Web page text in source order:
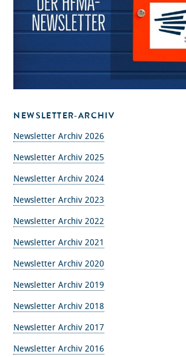
NEWSLETTER-ARCHIV
Newsletter Archiv 2026
Newsletter Archiv 2025
Newsletter Archiv 2024
Newsletter Archiv 2023
Newsletter Archiv 2022
Newsletter Archiv 2021
Newsletter Archiv 2020
Newsletter Archiv 2019
Newsletter Archiv 2018
Newsletter Archiv 2017
Newsletter Archiv 2016